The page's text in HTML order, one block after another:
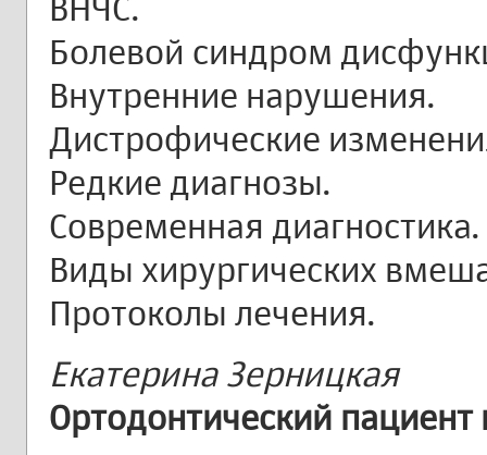
Болевой синдром
Внутренние нарушения.
Дистрофические
Редкие диагнозы.
Современная диагностика.
Виды хирургических
Протоколы лечения.
Екатерина Зерницкая
Ортодонтический пациент